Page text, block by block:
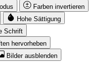
Farben invertieren
Hohe Sättigung
Schrift
hervorheben
Bilder ausblenden